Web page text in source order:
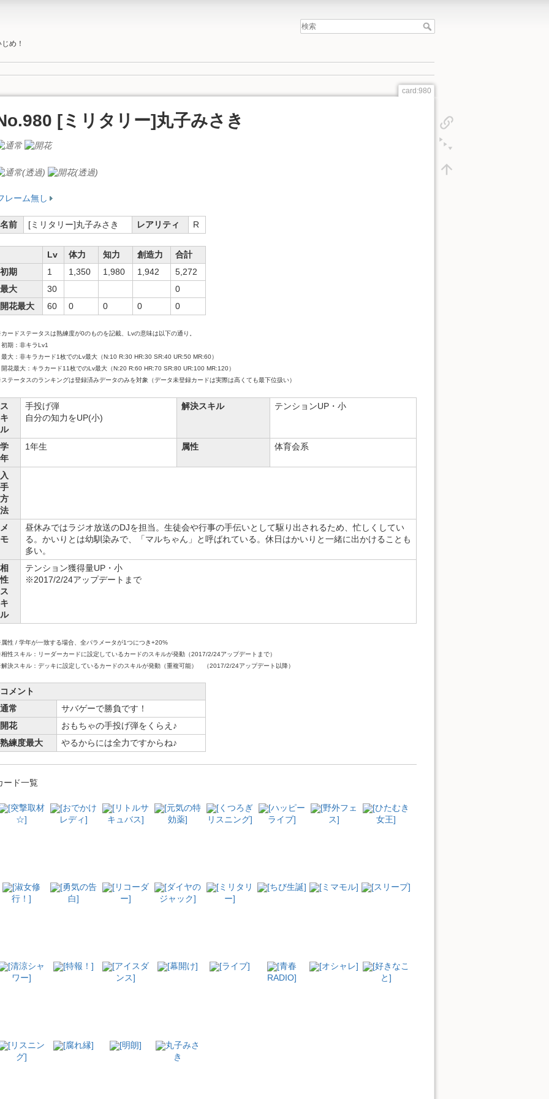
め！
card:980
[ミリタリー]丸子みさき
レーム無し
名前 [ミリタリー]丸子みさき レアリティ R
Lv 体力 知力 創造力
合計
初期
1 1,350 1,980 1,942
5,272
最大
30
0
開花最大
60 0 0 0 0
ードステータスは熟練度が0のものを記載、Lvの意味は以下の通り。
期：非キラLv1
大：非キラカード1枚でのLv最大（N:10 R:30 HR:30 SR:40 UR:50 MR:60）
花最大：キラカード11枚でのLv最大（N:20 R:60 HR:70 SR:80 UR:100 MR:120）
テータスのランキングは登録済みデータのみを対象（データ未登録カードは実際は高くても最下位扱い）
ス
キ
ル
手投げ弾
自分の知力をUP(小)
解決スキル テンションUP・小
学
年
1年生 属性 体育会系
入
手
方
法
メ
モ
昼休みではラジオ放送のDJを担当。生徒会や行事の手伝いとして駆り出されるため、忙しくしてい
る。かいりとは幼馴染みで、「マルちゃん」と呼ばれている。休日はかいりと一緒に出かけることも
多い。
相
性
ス
キ
ル
テンション獲得量UP・小
※2017/2/24アップデートまで
性 / 学年が一致する場合、全パラメータが1つにつき+20%
性スキル：リーダーカードに設定しているカードのスキルが発動（2017/2/24アップデートまで）
決スキル：デッキに設定しているカードのスキルが発動（重複可能） （2017/2/24アップデート以降）
コメント
通常
サバゲーで勝負です！
開花
おもちゃの手投げ弾をくらえ♪
熟練度最大
やるからには全力ですからね♪
ード一覧
[突撃取材
☆]
[おでかけ
レディ]
[リトルサ
キュバス]
[元気の特
効薬]
[くつろぎ
リスニング]
[ハッピー
ライブ]
[野外フェ
ス]
[ひたむき
女王]
[淑女修
行！]
[勇気の告
白]
[リコーダ
ー]
[ダイヤの
ジャック]
[ミリタリ
ー]
[ちび生誕] [ミマモル] [スリープ]
[清涼シャ
ワー]
[特報！]
[アイスダ
ンス]
[幕開け] [ライブ]
[青春
RADIO]
[オシャレ]
[好きなこ
と]
[リスニン
グ]
[腐れ縁] [明朗]
丸子みさ
き